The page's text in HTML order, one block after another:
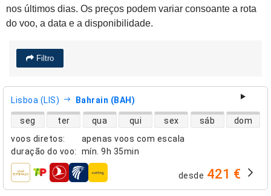
nos últimos dias. Os preços podem variar consoante a rota
do voo, a data e a disponibilidade.
Filtro
Lisboa (LIS) Bahrain (BAH)
voos diretos:
apenas voos com escala
duração do voo: mín. 9h 35min
disponibilidade de voos diretos
seg ter qua qui sex sáb dom
companhias aéreas desde 421 €